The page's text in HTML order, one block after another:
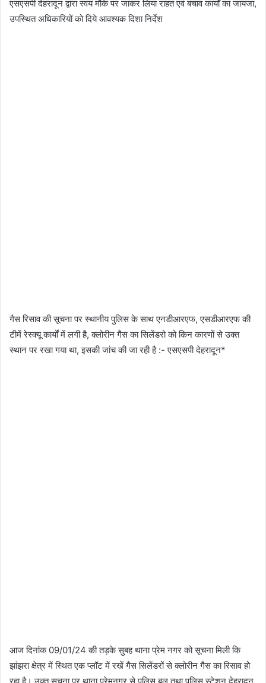
एसएसपी देहरादून द्वारा स्वयं मौके पर जाकर लिया राहत एवं बचाव कार्यों का जायजा,
उपस्थित अधिकारियों को दिये आवश्यक दिशा निर्देश
गैस रिसाव की सूचना पर स्थानीय पुलिस के साथ एनडीआरएफ, एसडीआरएफ की
टीमें रेस्क्यू कार्यों में लगी है, क्लोरीन गैस का सिलेंडरो को किन कारणों से उक्त
स्थान पर रखा गया था, इसकी जांच की जा रही है :- एसएसपी देहरादून*
आज दिनांक 09/01/24 की तड़के सुबह थाना प्रेम नगर को सूचना मिली कि
झांझरा क्षेत्र में स्थित एक प्लॉट में रखें गैस सिलेंडरों से क्लोरीन गैस का रिसाव हो